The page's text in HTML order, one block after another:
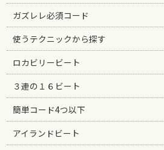
ガズレレ必須コード
使うテクニックから探す
ロカビリービート
３連の１６ビート
簡単コード4つ以下
アイランドビート